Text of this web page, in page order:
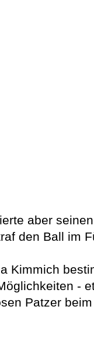
aber
den Ball im
Kimmich
-
Patzer